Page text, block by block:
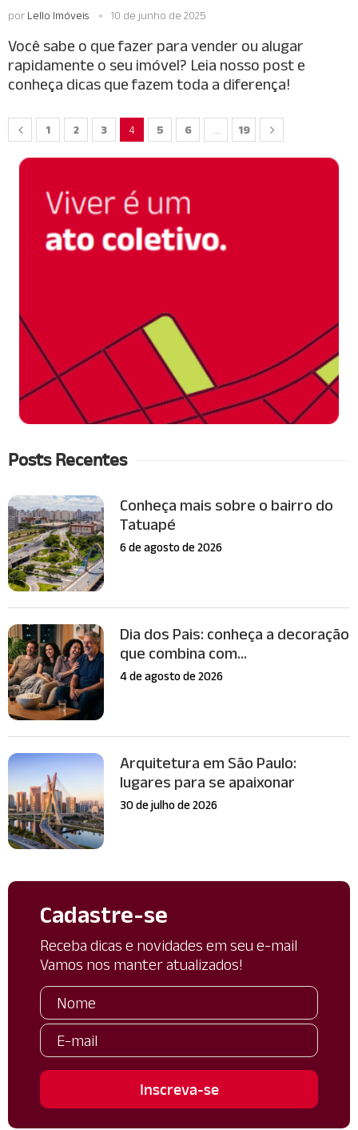
por Lello Imóveis 10 de junho de 2025
Você sabe o que fazer para vender ou alugar
rapidamente o seu imóvel? Leia nosso post e
conheça dicas que fazem toda a diferença!
1 2 3 4 5 6 19
Posts Recentes
Conheça mais sobre o bairro do
Tatuapé
6 de agosto de 2026
Dia dos Pais: conheça a decoração
que combina com...
4 de agosto de 2026
Arquitetura em São Paulo:
lugares para se apaixonar
30 de julho de 2026
Cadastre-se
Receba dicas e novidades em seu e-mail
Vamos nos manter atualizados!